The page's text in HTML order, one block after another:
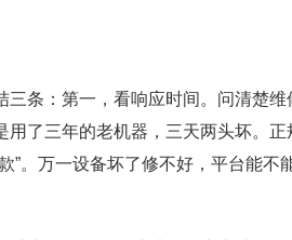
三条：第一，看响应时间。问清楚
用了三年的老机器，三天两头坏。
”。万一设备坏了修不好，平台能